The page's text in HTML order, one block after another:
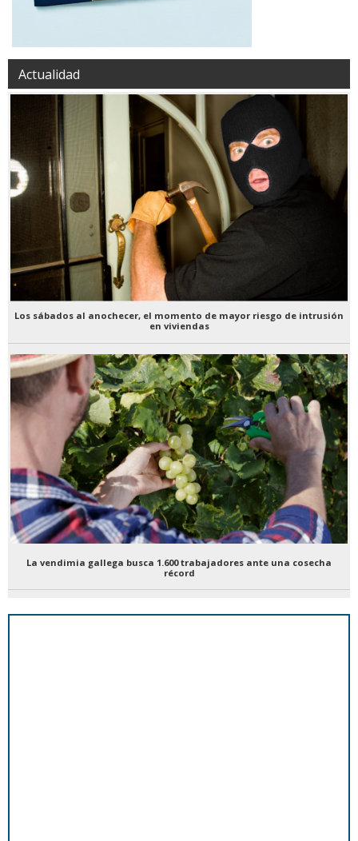
Actualidad
Los sábados al anochecer, el momento de mayor riesgo de intrusión
en viviendas
La vendimia gallega busca 1.600 trabajadores ante una cosecha
récord